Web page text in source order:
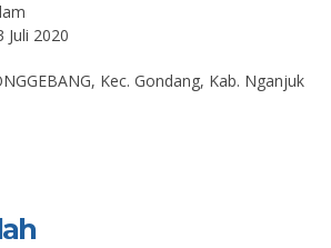
Juli 2020
Kec. Gondang, Kab. Nganjuk